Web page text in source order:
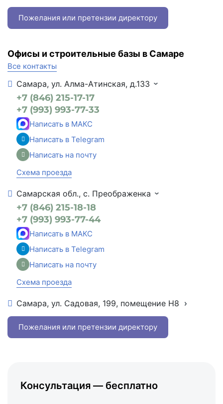
Пожелания или претензии директору
Офисы и строительные базы в Самаре
Все контакты
Самара, ул. Алма-Атинская, д.133
+7 (846) 215-17-17
+7 (993) 993-77-33
Написать в МАКС
Написать в Telegram
Написать на почту
Схема проезда
Самарская обл., с. Преображенка
+7 (846) 215-18-18
+7 (993) 993-77-44
Написать в МАКС
Написать в Telegram
Написать на почту
Схема проезда
Самара, ул. Садовая, 199, помещение Н8
+7 (993) 993-77-22
Написать в МАКС
Схема проезда
Пожелания или претензии директору
Консультация — бесплатно